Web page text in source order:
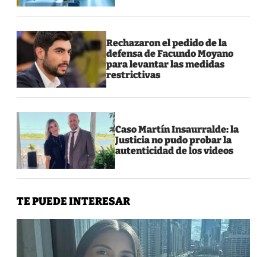
Rechazaron el pedido de la
defensa de Facundo Moyano
para levantar las medidas
restrictivas
Caso Martín Insaurralde: la
Justicia no pudo probar la
autenticidad de los videos
TE PUEDE INTERESAR